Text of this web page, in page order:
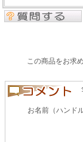
この商品をお求
お名前（ハンド